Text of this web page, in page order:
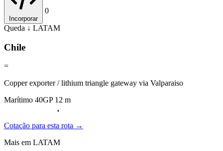
Incorporar
0
Queda ↓ LATAM
Chile
=
Copper exporter / lithium triangle gateway via Valparaiso
Marítimo 40GP 12 m
Cotação para esta rota →
Mais em LATAM